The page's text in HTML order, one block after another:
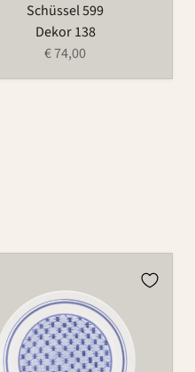
Schüssel 599
Dekor 138
€ 74,00